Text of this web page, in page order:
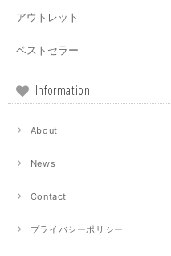
アウトレット
ベストセラー
Information
About
News
Contact
プライバシーポリシー